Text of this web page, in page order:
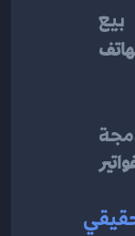
أجهزة نقاط بيع
مزودة بطابعة صغيرة لإصدار الفواتير